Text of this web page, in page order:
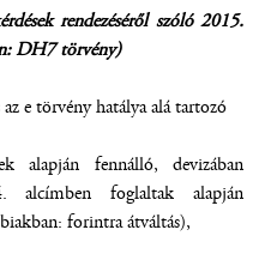
rendezéséről szóló 2015.
DH7 törvény)
e törvény hatálya alá tartozó
alapján fennálló, devizában
alcímben foglaltak alapján
forintra átváltás),